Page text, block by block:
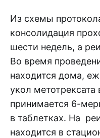
Из схемы
консолидация
шести недель, а
Во время
находится дома,
укол
принимается 6-
в таблетках. На
находится в